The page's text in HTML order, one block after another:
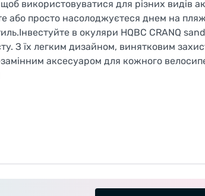
використовуватися для різних видів
або просто насолоджуєтеся днем на
в окуляри HQBC CRANQ
З їх легким дизайном, винятковим
аксесуаром для кожного